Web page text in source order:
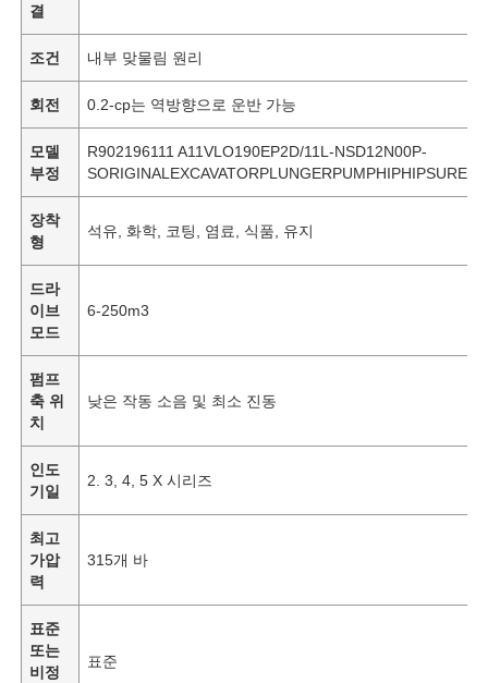
홈
결
조건 내부 맞물림 원리
회전 0.2-cp는 역방향으로 운반 가능
모델
부정
R902196111 A11VLO190EP2D/11L-NSD12N00P-
장착
형
석유, 화학, 코팅, 염료, 식품, 유지
드라
이브
모드
6-250m3
펌프
축 위
치
낮은 작동 소음 및 최소 진동
인도
기일
2. 3, 4, 5 X 시리즈
최고
가압
력
315개 바
표준
또는
비정
표준